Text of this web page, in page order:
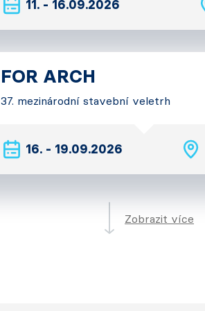
11. - 16.09.2026
FOR ARCH
37. mezinárodní stavební veletrh
16. - 19.09.2026
Zobrazit více